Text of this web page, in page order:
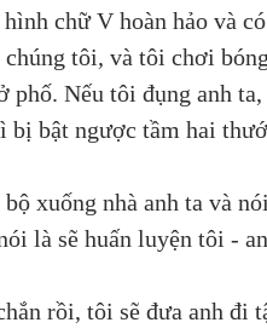
chữ V hoàn hảo và có
tôi, và tôi chơi
phố. Nếu tôi đụng anh ta,
bị bật ngược tầm hai
xuống nhà anh ta và
là sẽ huấn luyện tôi -
rồi, tôi sẽ đưa anh đi